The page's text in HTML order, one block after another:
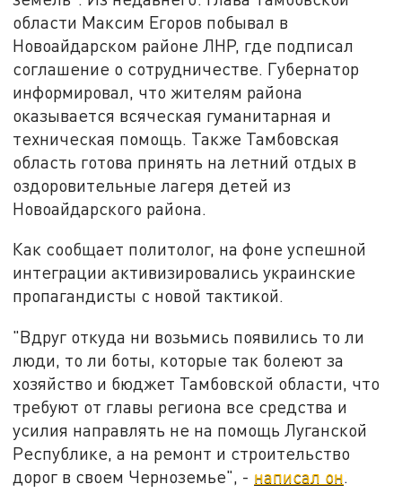
области Максим Егоров побывал в
Новоайдарском районе ЛНР, где подписал
соглашение о сотрудничестве. Губернатор
информировал, что жителям района
оказывается всяческая гуманитарная и
техническая помощь. Также Тамбовская
область готова принять на летний отдых в
оздоровительные лагеря детей из
Новоайдарского района.
Как сообщает политолог, на фоне успешной
интеграции активизировались украинские
пропагандисты с новой тактикой.
"Вдруг откуда ни возьмись появились то ли
люди, то ли боты, которые так болеют за
хозяйство и бюджет Тамбовской области, что
требуют от главы региона все средства и
усилия направлять не на помощь Луганской
Республике, а на ремонт и строительство
дорог в своем Черноземье", - написал он.